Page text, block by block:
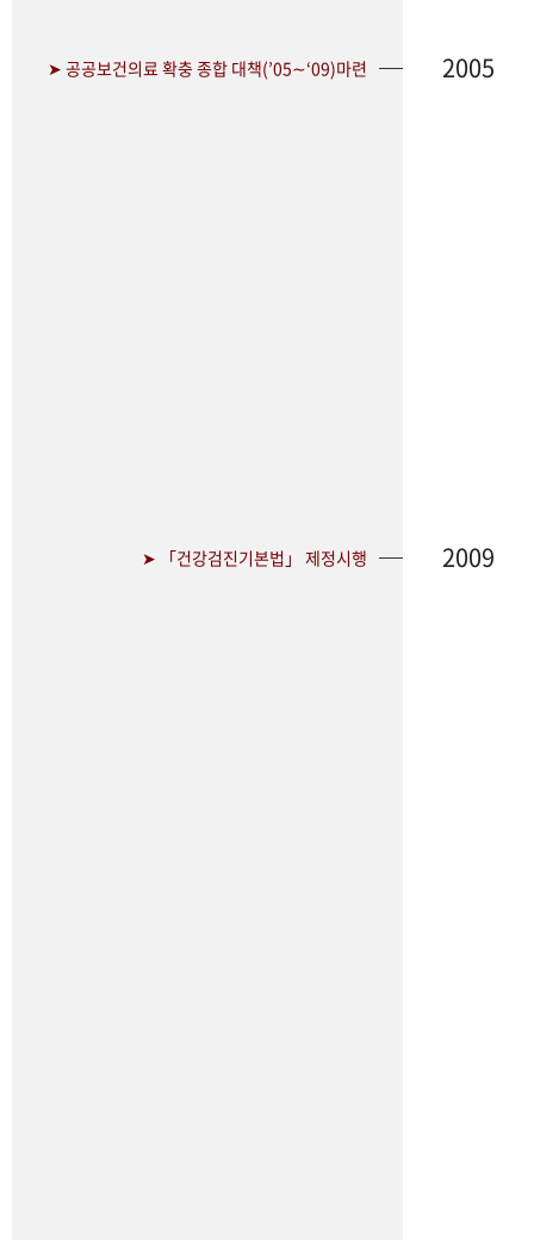
➤ 공공보건의료 확충 종합 대책(’05∼‘09)마련 2005
➤ 「건강검진기본법」 제정시행 2009